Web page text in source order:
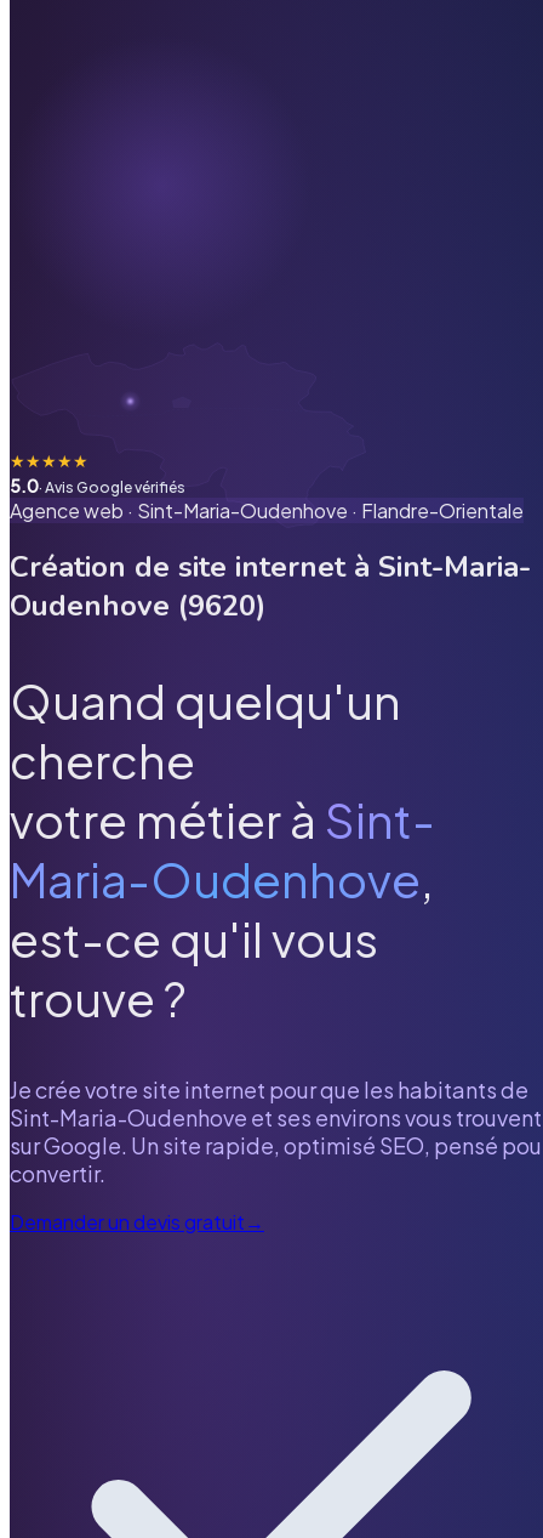
★★★★★
5.0· Avis Google vérifiés
Agence web · Sint-Maria-Oudenhove · Flandre-Orientale
Création de site internet à Sint-Maria-
Oudenhove (9620)
Quand quelqu'un
cherche
votre métier à Sint-
Maria-Oudenhove,
est-ce qu'il vous
trouve ?
Je crée votre site internet pour que les habitants de
Sint-Maria-Oudenhove et ses environs vous trouvent
sur Google. Un site rapide, optimisé SEO, pensé
convertir.
Demander un devis gratuit→